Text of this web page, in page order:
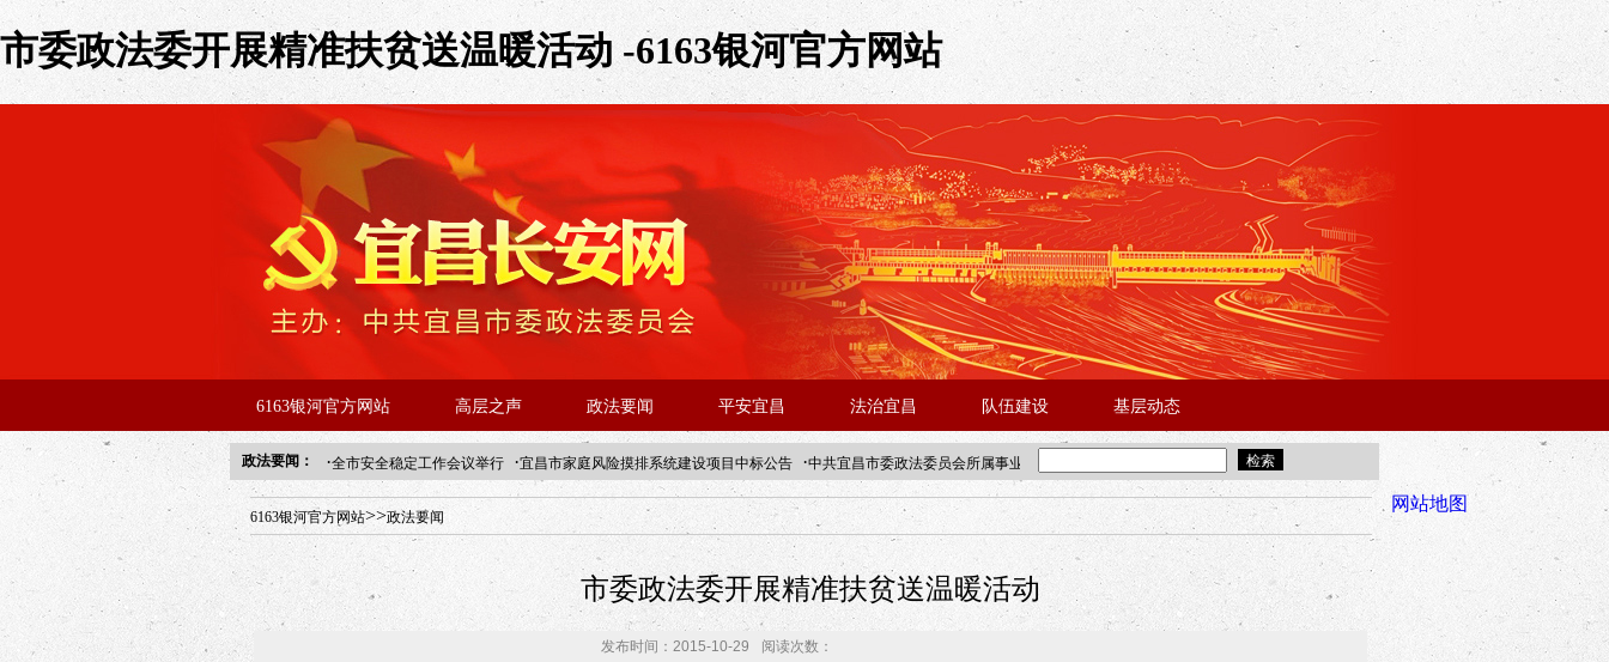
市委政法委开展精准扶贫送温暖活动 -6163银河官方网站
6163银河官方网站 高层之声 政法要闻 平安宜昌 法治宜昌 队伍建设 基层动态
政法要闻： ·全市安全稳定工作会议举行 ·宜昌市家庭风险摸排系统建设项目中标公告 ·中共宜昌市委政法委员会所属事业单位2025年“招才兴业”事业单位人才引进·北京站面试成绩公告
年“招才兴业”事业单位人才引进·北京站人民大学入校工作提醒
全市安全
6163银河官方网站>>政法要闻
市委政法委开展精准扶贫送温暖活动
发布时间：2015-10-29 阅读次数：
网站地图